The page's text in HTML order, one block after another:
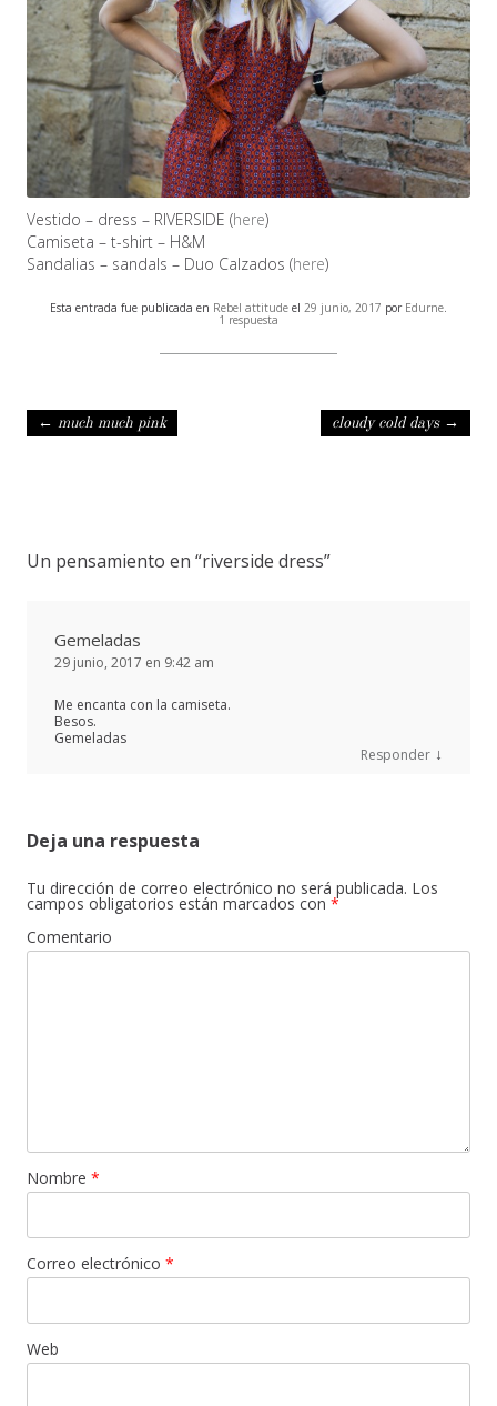
Vestido – dress – RIVERSIDE (here)
Camiseta – t-shirt – H&M
Sandalias – sandals – Duo Calzados (here)
Esta entrada fue publicada en Rebel attitude el 29 junio, 2017 por Edurne
1 respuesta
Navegación de entradas
← much much pink cloudy cold days →
Un pensamiento en “riverside dress”
Gemeladas
29 junio, 2017 en 9:42 am
Me encanta con la camiseta.
Besos.
Gemeladas
Responder ↓
Deja una respuesta
Tu dirección de correo electrónico no será publicada. Los
campos obligatorios están marcados con *
Comentario
Nombre *
Correo electrónico *
Web